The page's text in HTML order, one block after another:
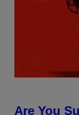
Are You